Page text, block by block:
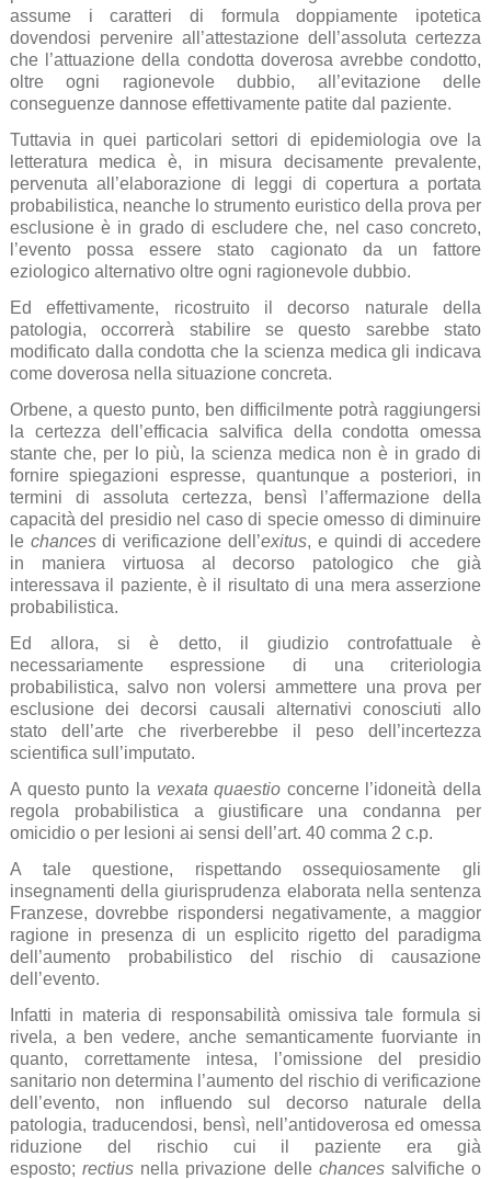
assume i caratteri di formula doppiamente ipotetica
dovendosi pervenire all’attestazione dell’assoluta certezza
che l’attuazione della condotta doverosa avrebbe condotto,
oltre ogni ragionevole dubbio, all’evitazione delle
conseguenze dannose effettivamente patite dal paziente.
Tuttavia in quei particolari settori di epidemiologia ove la
letteratura medica è, in misura decisamente prevalente,
pervenuta all’elaborazione di leggi di copertura a portata
probabilistica, neanche lo strumento euristico della prova per
esclusione è in grado di escludere che, nel caso concreto,
l’evento possa essere stato cagionato da un fattore
eziologico alternativo oltre ogni ragionevole dubbio.
Ed effettivamente, ricostruito il decorso naturale della
patologia, occorrerà stabilire se questo sarebbe stato
modificato dalla condotta che la scienza medica gli indicava
come doverosa nella situazione concreta.
Orbene, a questo punto, ben difficilmente potrà raggiungersi
la certezza dell’efficacia salvifica della condotta omessa
stante che, per lo più, la scienza medica non è in grado di
fornire spiegazioni espresse, quantunque a posteriori, in
termini di assoluta certezza, bensì l’affermazione della
capacità del presidio nel caso di specie omesso di diminuire
le chancesdi verificazione dell’exitus, e quindi di accedere
in maniera virtuosa al decorso patologico che già
interessava il paziente, è il risultato di una mera asserzione
probabilistica.
Ed allora, si è detto, il giudizio controfattuale è
necessariamente espressione di una criteriologia
probabilistica, salvo non volersi ammettere una prova per
esclusione dei decorsi causali alternativi conosciuti allo
stato dell’arte che riverberebbe il peso dell’incertezza
scientifica sull’imputato.
A questo punto la vexata quaestio concerne l’idoneità della
regola probabilistica a giustificare una condanna per
omicidio o per lesioni ai sensi dell’art. 40 comma 2 c.p.
A tale questione, rispettando ossequiosamente gli
insegnamenti della giurisprudenza elaborata nella sentenza
Franzese, dovrebbe rispondersi negativamente, a maggior
ragione in presenza di un esplicito rigetto del paradigma
dell’aumento probabilistico del rischio di causazione
dell’evento.
Infatti in materia di responsabilità omissiva tale formula si
rivela, a ben vedere, anche semanticamente fuorviante in
quanto, correttamente intesa, l’omissione del presidio
sanitario non determina l’aumento del rischio di verificazione
dell’evento, non influendo sul decorso naturale della
patologia, traducendosi, bensì, nell’antidoverosa ed omessa
riduzione del rischio cui il paziente era già
esposto;rectius nella privazione delle chances salvifiche o